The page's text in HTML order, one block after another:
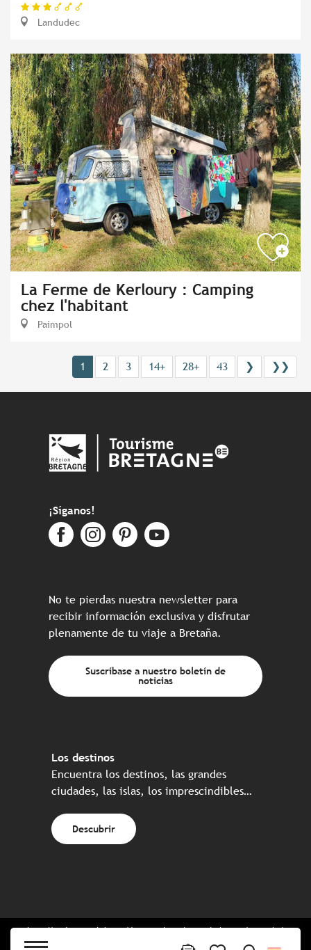
Landudec
La Ferme de Kerloury : Camping
chez l'habitant
Paimpol
1 2 3 14+ 28+ 43 ❯ ❯❯
¡Síganos!
No te pierdas nuestra newsletter para
recibir información exclusiva y disfrutar
plenamente de tu viaje a Bretaña.
Suscríbase a nuestro boletín de
noticias
Los destinos
Encuentra los destinos, las grandes
ciudades, las islas, los imprescindibles…
Descubrir
Web realizada en colaboración con el conjunto de los socios turísticos